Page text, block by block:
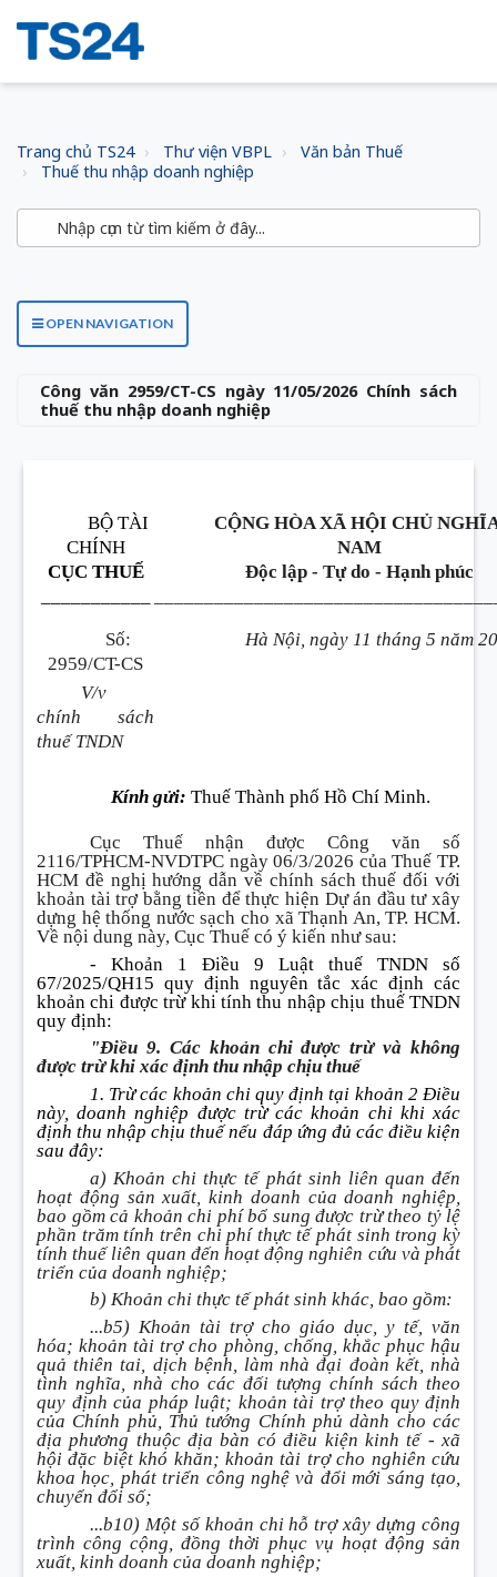
Trang chủ TS24 Thư viện VBPL
Văn bản Thuế
Thuế thu nhập doanh nghiệp
OPEN NAVIGATION
Công văn 2959/CT-CS ngày 11/05/2026 Chính sách
thuế thu nhập doanh nghiệp
BỘ TÀI
CHÍNH
CỤC THUẾ
CỘNG HÒA XÃ HỘI CHỦ
NAM
Độc lập - Tự do - Hạnh phúc
Số:
2959/CT-CS
V/v
chính sách
thuế TNDN
Hà Nội, ngày 11 tháng 5 năm
Kính gửi: Thuế Thành phố Hồ Chí Minh.
Cục Thuế nhận được Công văn số
2116/TPHCM-NVDTPC ngày 06/3/2026 của Thuế TP.
HCM đề nghị hướng dẫn về chính sách thuế đối với
khoản tài trợ bằng tiền để thực hiện Dự án đầu tư xây
dựng hệ thống nước sạch cho xã Thạnh An, TP. HCM.
Về nội dung này, Cục Thuế có ý kiến như sau:
- Khoản 1 Điều 9 Luật thuế TNDN số
67/2025/QH15 quy định nguyên tắc xác định các
khoản chi được trừ khi tính thu nhập chịu thuế TNDN
quy định:
"Điều 9. Các khoản chi được trừ và không
được trừ khi xác định thu nhập chịu thuế
1. Trừ các khoản chi quy định tại khoản 2 Điều
này, doanh nghiệp được trừ các khoản chi khi xác
định thu nhập chịu thuế nếu đáp ứng đủ các điều kiện
sau đây:
a) Khoản chi thực tế phát sinh liên quan đến
hoạt động sản xuất, kinh doanh của doanh nghiệp,
bao gồm cả khoản chi phí bổ sung được trừ theo tỷ lệ
phần trăm tính trên chi phí thực tế phát sinh trong kỳ
tính thuế liên quan đến hoạt động nghiên cứu và phát
triển của doanh nghiệp;
b) Khoản chi thực tế phát sinh khác, bao gồm:
...b5) Khoản tài trợ cho giáo dục, y tế, văn
hóa; khoản tài trợ cho phòng, chống, khắc phục hậu
quả thiên tai, dịch bệnh, làm nhà đại đoàn kết, nhà
tình nghĩa, nhà cho các đối tượng chính sách theo
quy định của pháp luật; khoản tài trợ theo quy định
của Chính phủ, Thủ tướng Chính phủ dành cho các
địa phương thuộc địa bàn có điều kiện kinh tế - xã
hội đặc biệt khó khăn; khoản tài trợ cho nghiên cứu
khoa học, phát triển công nghệ và đổi mới sáng tạo,
chuyển đổi số;
...b10) Một số khoản chi hỗ trợ xây dựng công
trình công cộng, đồng thời phục vụ hoạt động sản
xuất, kinh doanh của doanh nghiệp;